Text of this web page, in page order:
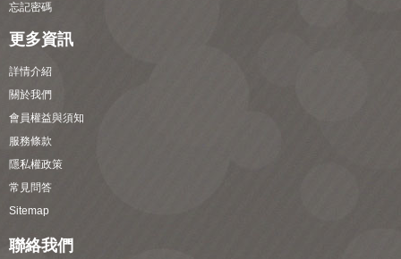
忘記密碼
更多資訊
詳情介紹
關於我們
會員權益與須知
服務條款
隱私權政策
常見問答
Sitemap
聯絡我們